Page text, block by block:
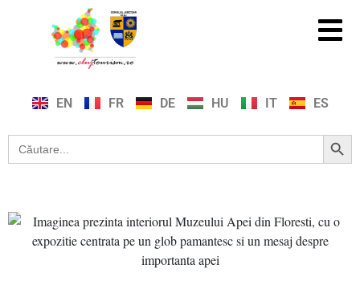
EN FR DE HU IT ES
Search
for:
Search Button